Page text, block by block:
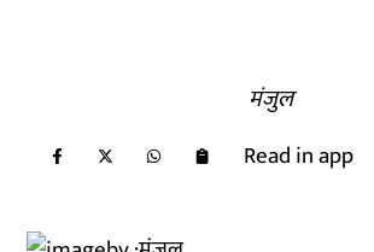
मंजुल
Read in app